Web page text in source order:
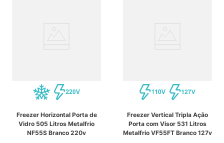
Freezer Horizontal Porta de
Vidro 505 Litros Metalfrio
NF55S Branco 220v
Freezer Vertical Tripla Ação
Porta com Visor 531 Litros
Metalfrio VF55FT Branco 127v